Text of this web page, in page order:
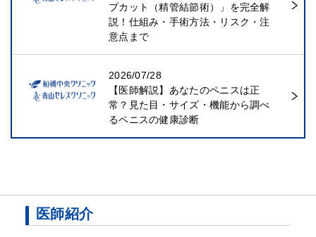
プカット（精管結節術）」を完全解
説！仕組み・手術方法・リスク・注
意点まで
2026/07/28
【医師解説】あなたのペニスは正
常？見た目・サイズ・機能から調べ
るペニスの健康診断
医師紹介